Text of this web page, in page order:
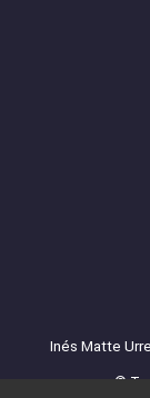
Inés Matte
©